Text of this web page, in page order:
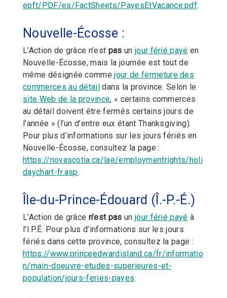
epft/PDF/es/FactSheets/PayesEtVacance.pdf.
Nouvelle-Écosse :
L’Action de grâce n’est pas un jour férié payé en
Nouvelle-Écosse, mais la journée est tout de
même désignée commejour de fermeture des
commerces au détail dans la province. Selon le
site Web de la province, « certains commerces
au détail doivent être fermés certains jours de
l’année » (l’un d’entre eux étant Thanksgiving).
Pour plus d’informations sur les jours fériés en
Nouvelle-Écosse, consultez la page :
https://novascotia.ca/lae/employmentrights/holi
daychart-fr.asp.
Île-du-Prince-Édouard (Î.-P.-É.)
L’Action de grâce n’est pas un jour férié payé à
l’I.P.É. Pour plus d’informations sur les jours
fériés dans cette province, consultez la page :
https://www.princeedwardisland.ca/fr/informatio
n/main-doeuvre-etudes-superieures-et-
population/jours-feries-payes.